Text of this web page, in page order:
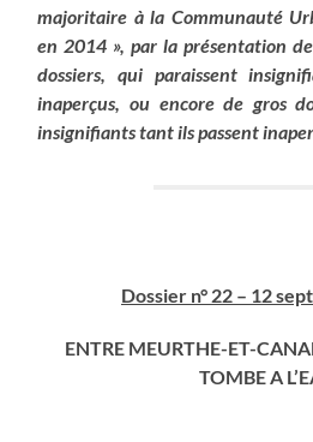
majoritaire à la Communauté
en 2014 », par la présentation
dossiers, qui paraissent
inaperçus, ou encore de gros
insignifiants tant ils passent
Dossier n° 22 – 12
ENTRE MEURTHE-ET-
TOMBE A